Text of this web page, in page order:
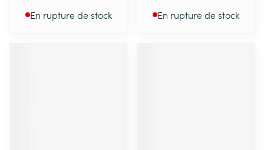
En rupture de stock En rupture de stock